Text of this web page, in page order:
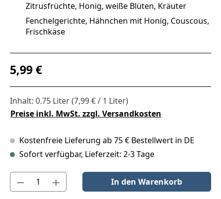
Zitrusfrüchte, Honig, weiße Blüten, Kräuter
Fenchelgerichte, Hähnchen mit Honig, Couscous,
Frischkäse
Regulärer Preis:
5,99 €
Inhalt: 0.75 Liter(7,99 € / 1 Liter)
Preise inkl. MwSt. zzgl. Versandkosten
Kostenfreie Lieferung ab 75 € Bestellwert in DE
Sofort verfügbar, Lieferzeit: 2-3 Tage
Produkt Anzahl: Gib den gewünschten Wert ein oder benutze
In den Warenkorb